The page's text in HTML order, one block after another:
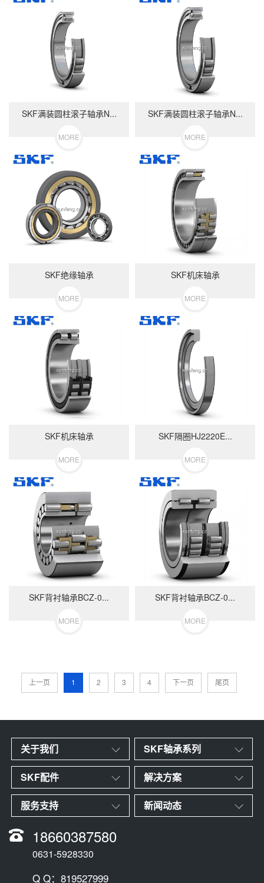
SKF满装圆柱滚子轴承N...
MORE
SKF满装圆柱滚子轴承N...
MORE
SKF绝缘轴承
MORE
SKF机床轴承
MORE
SKF机床轴承
MORE
SKF隔圈HJ2220E...
MORE
SKF背衬轴承BCZ-0...
MORE
SKF背衬轴承BCZ-0...
MORE
上一页 1 2 3 4 下一页 尾页
关于我们 SKF轴承系列
SKF配件 解决方案
服务支持 新闻动态
18660387580
0631-5928330
Q Q：819527999